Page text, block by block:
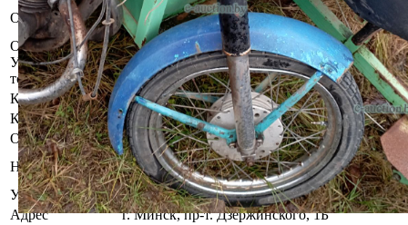
Обременения
Арест судебного исполнителя. Запрет ОГАИ
Смолевичского РОВД.
Осмотр объекта
Участник электронных торгов обязан до начала электронных
торгов осмотреть предмет торгов ( п.2.4.3 Регламента)
Контактное лицо Управление оценки и реализации имущества
Контакты
+375445293926
Организатор/оператор торгов
Наименование
Республиканское унитарное предприятие по
оказанию услуг «БелЮрОбеспечение»
УНП
192821149
Адрес
г. Минск, пр-т. Дзержинского, 1Б